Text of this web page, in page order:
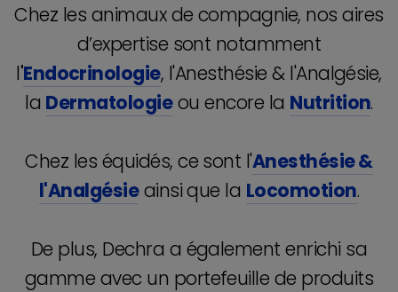
Chez les animaux de compagnie, nos aires
d’expertise sont notamment
l'Endocrinologie, l'Anesthésie & l'Analgésie,
la Dermatologieou encore la Nutrition.
Chez les équidés, ce sont l'Anesthésie &
l'Analgésieainsi que la Locomotion.
De plus, Dechra a également enrichi sa
gamme avec un portefeuille de produits